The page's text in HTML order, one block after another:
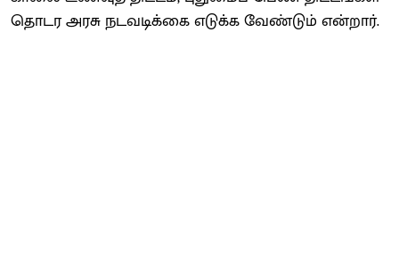
தொடர அரசு நடவடிக்கை எடுக்க வேண்டும் என்றார்.